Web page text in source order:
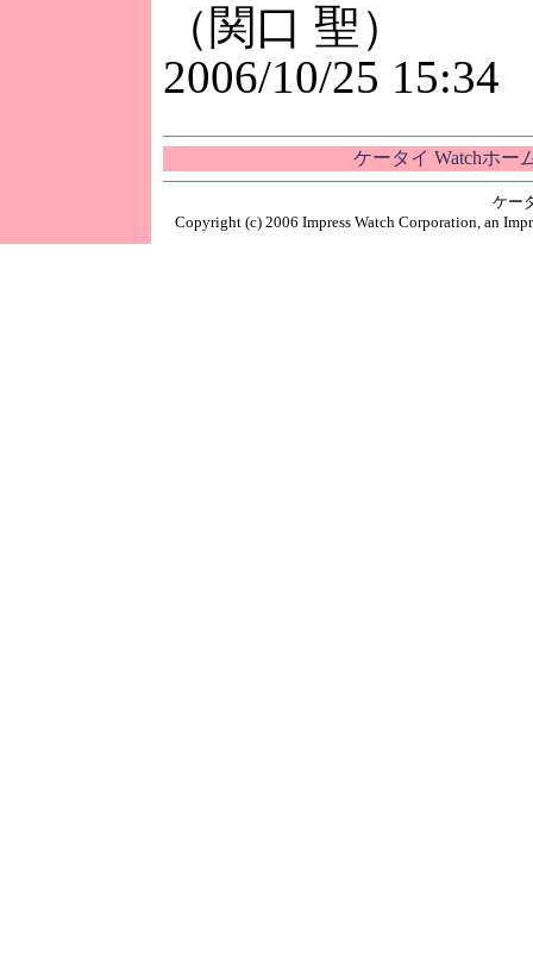
（関口 聖）
2006/10/25 15:34
ケータイ Watchホー
ケー
Copyright (c) 2006 Impress Watch Corporation, an